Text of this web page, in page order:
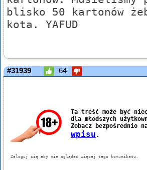
blisko 50 kartonów
kota. YAFUD
#31939 64